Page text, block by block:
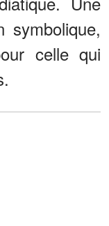
symbolique,
celle qui